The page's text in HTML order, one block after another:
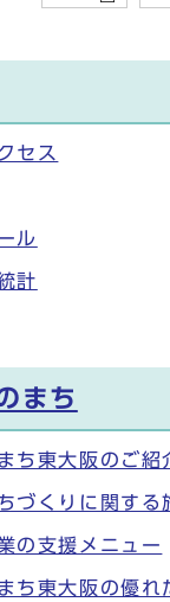
セス
ル
計
まち
ち東大阪のご紹
づくりに関する
の支援メニュー
ち東大阪の優れ